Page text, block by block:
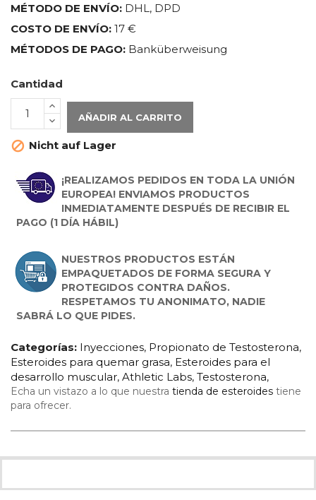
MÉTODO DE ENVÍO: DHL, DPD
COSTO DE ENVÍO: 17 €
MÉTODOS DE PAGO: Banküberweisung
Cantidad
AÑADIR AL CARRITO
 Nicht auf Lager
¡REALIZAMOS PEDIDOS EN TODA LA UNIÓN
EUROPEA! ENVIAMOS PRODUCTOS
INMEDIATAMENTE DESPUÉS DE RECIBIR EL
PAGO (1 DÍA HÁBIL)
NUESTROS PRODUCTOS ESTÁN
EMPAQUETADOS DE FORMA SEGURA Y
PROTEGIDOS CONTRA DAÑOS.
RESPETAMOS TU ANONIMATO, NADIE
SABRÁ LO QUE PIDES.
Categorías: Inyecciones, Propionato de Testosterona,
Esteroides para quemar grasa, Esteroides para el
desarrollo muscular, Athletic Labs, Testosterona,
Echa un vistazo a lo que nuestra tienda de esteroides tiene
para ofrecer.